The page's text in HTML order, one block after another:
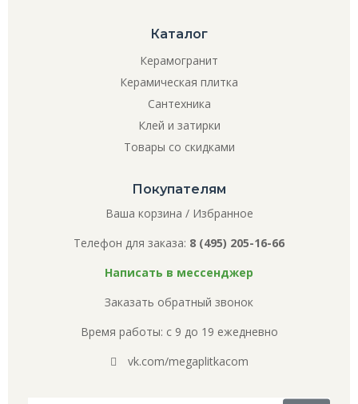
Каталог
Керамогранит
Керамическая плитка
Сантехника
Клей и затирки
Товары со скидками
Покупателям
Ваша корзина / Избранное
Телефон для заказа: 8 (495) 205-16-66
Написать в мессенджер
Заказать обратный звонок
Время работы: с 9 до 19 ежедневно
vk.com/megaplitkacom